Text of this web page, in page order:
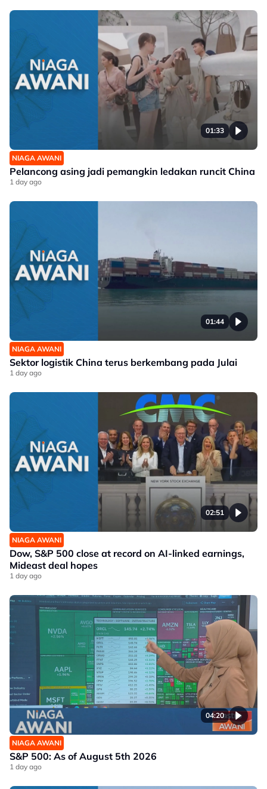
01:33
NIAGA AWANI
Pelancong asing jadi pemangkin ledakan runcit China
1 day ago
01:44
NIAGA AWANI
Sektor logistik China terus berkembang pada Julai
1 day ago
02:51
NIAGA AWANI
Dow, S&P 500 close at record on AI-linked earnings,
Mideast deal hopes
1 day ago
04:20
NIAGA AWANI
S&P 500: As of August 5th 2026
1 day ago